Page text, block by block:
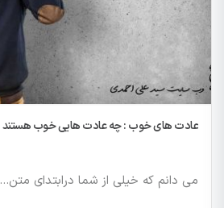
عادت های خوب : چه عادت هایی خوب هستند
می دانم که خیلی از شما درابتدای متن…